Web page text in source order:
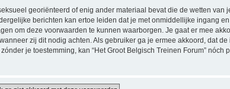
georiënteerd of enig ander materiaal bevat die de wetten van
berichten kan ertoe leiden dat je met onmiddellijke ingang
om deze voorwaarden te kunnen waarborgen. Je gaat er mee
zij dit nodig achten. Als gebruiker ga je ermee akkoord, dat
je toestemming, kan “Het Groot Belgisch Treinen Forum” nóch